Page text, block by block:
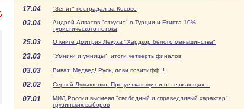
17.04 "Зенит" пострадал за Косово
03.04
Андрей Алпатов "откусит" о Турции и Египта 10%
туристического потока
25.03 О книге Дмитрия Лекуха "Хардкор белого меньшинства"
23.03 "Умники и умницы": итоги четверть финалов
03.03 Виват, Медвед! Русь, лови позитифф!!!
02.02 Сергей Лукьяненко. Про уезжающих и отъезжающих...
07.01
МИД России высмеял "свободный и справедливый характер"
грузинских выборов